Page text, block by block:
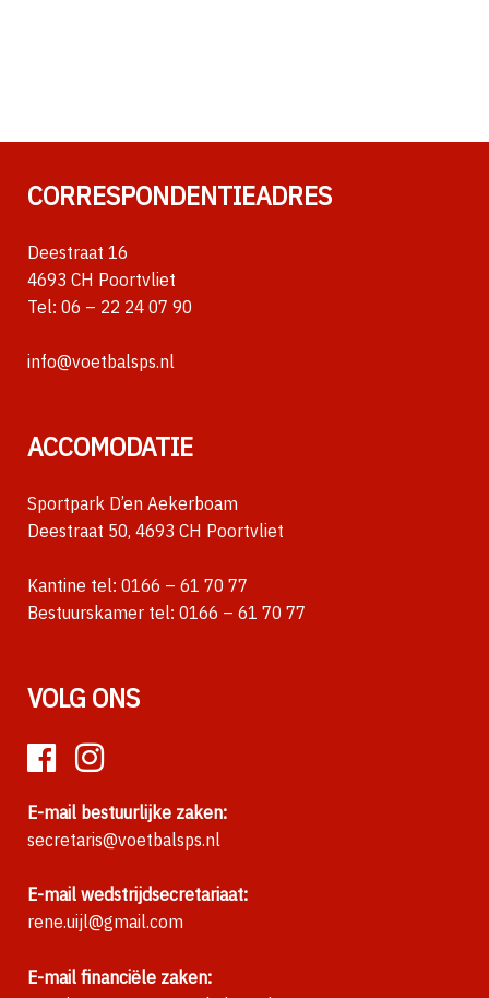
CORRESPONDENTIEADRES
Deestraat 16
4693 CH Poortvliet
Tel: 06 – 22 24 07 90
info@voetbalsps.nl
ACCOMODATIE
Sportpark D’en Aekerboam
Deestraat 50, 4693 CH Poortvliet
Kantine tel: 0166 – 61 70 77
Bestuurskamer tel: 0166 – 61 70 77
VOLG ONS
E-mail bestuurlijke zaken:
secretaris@voetbalsps.nl
E-mail wedstrijdsecretariaat:
rene.uijl@gmail.com
E-mail financiële zaken: